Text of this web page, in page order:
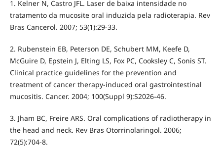
1. Kelner N, Castro JFL. Laser de baixa intensidade no
tratamento da mucosite oral induzida pela radioterapia. Rev
Bras Cancerol. 2007; 53(1):29-33.
2. Rubenstein EB, Peterson DE, Schubert MM, Keefe D,
McGuire D, Epstein J, Elting LS, Fox PC, Cooksley C, Sonis ST.
Clinical practice guidelines for the prevention and
treatment of cancer therapy-induced oral gastrointestinal
mucositis. Cancer. 2004; 100(Suppl 9):S2026-46.
3. Jham BC, Freire ARS. Oral complications of radiotherapy in
the head and neck. Rev Bras Otorrinolaringol. 2006;
72(5):704-8.